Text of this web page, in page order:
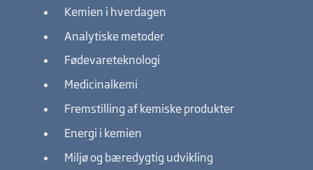
Kemien i hverdagen
Analytiske metoder
Fødevareteknologi
Medicinalkemi
Fremstilling af kemiske produkter
Energi i kemien
Miljø og bæredygtig udvikling